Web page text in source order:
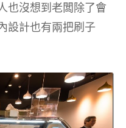
也沒想到老闆除了會
設計也有兩把刷子